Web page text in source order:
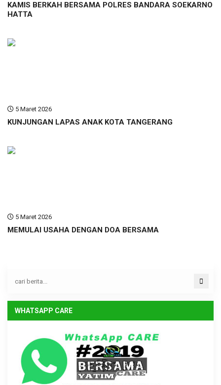
KAMIS BERKAH BERSAMA POLRES BANDARA SOEKARNO
HATTA
5 Maret 2026
KUNJUNGAN LAPAS ANAK KOTA TANGERANG
5 Maret 2026
MEMULAI USAHA DENGAN DOA BERSAMA
WHATSAPP CARE